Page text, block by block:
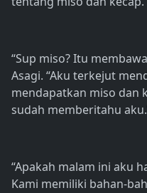
“Sup miso? Itu
Asagi. “Aku terkejut
mendapatkan miso dan
sudah memberitahu
“Apakah malam ini aku
Kami memiliki bahan-